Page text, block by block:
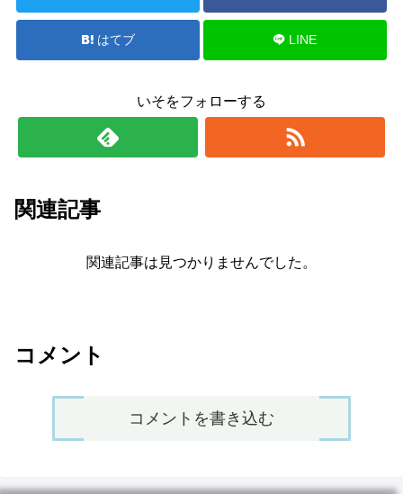
はてブ LINE
いそをフォローする
関連記事
関連記事は見つかりませんでした。
コメント
コメントを書き込む